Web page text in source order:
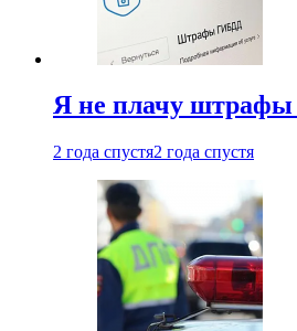
Я не плачу штрафы
2 года спустя2 года спустя